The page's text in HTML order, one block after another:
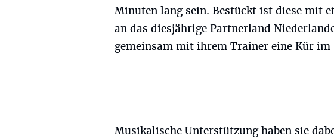
Minuten lang sein. Bestückt ist diese mit
an das diesjährige Partnerland
gemeinsam mit ihrem Trainer eine Kür
Musikalische Unterstützung haben sie